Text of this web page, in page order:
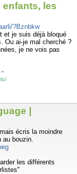
les
?Bznbkw
et je suis déjà bloqué
Ou ai-je mal cherché ?
je ne vois pas
-
|
écris la moindre
au bouzin.
les différents